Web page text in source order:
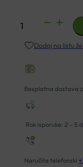
TLAKOMJER
COMPACT
NADLAKTICU
količina
Dodaj na listu
Besplatna dostava
Rok isporuke: 2 – 5
Naručite telefonski